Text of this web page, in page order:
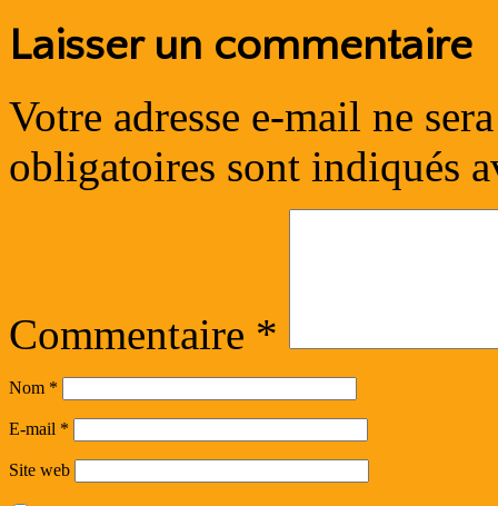
Laisser un commentaire
Votre adresse e-mail ne
obligatoires sont indiqués
Commentaire *
Nom *
E-mail *
Site web